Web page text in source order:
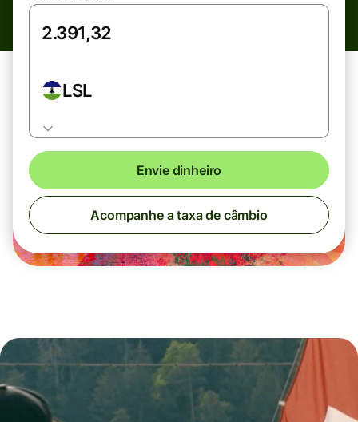
LSL
Envie dinheiro
Acompanhe a taxa de câmbio